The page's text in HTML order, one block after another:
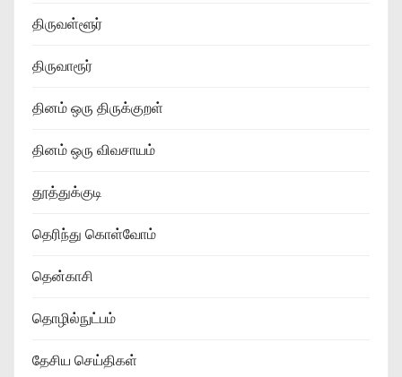
திருவள்ளூர்
திருவாரூர்
தினம் ஒரு திருக்குறள்
தினம் ஒரு விவசாயம்
தூத்துக்குடி
தெரிந்து கொள்வோம்
தென்காசி
தொழில்நுட்பம்
தேசிய செய்திகள்